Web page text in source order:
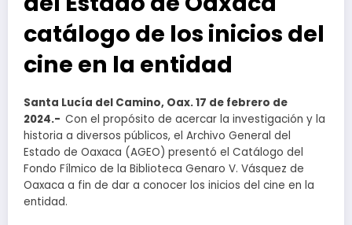
catálogo de los inicios del
cine en la entidad
Santa Lucía del Camino, Oax. 17 de febrero de
2024.- Con el propósito de acercar la investigación y la
historia a diversos públicos, el Archivo General del
Estado de Oaxaca (AGEO) presentó el Catálogo del
Fondo Fílmico de la Biblioteca Genaro V. Vásquez de
Oaxaca a fin de dar a conocer los inicios del cine en la
entidad.